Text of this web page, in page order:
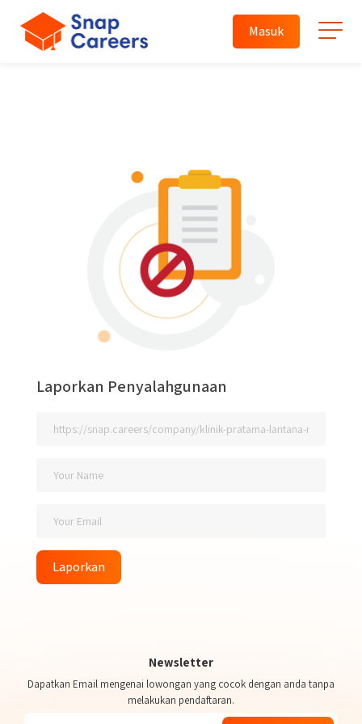
Masuk
Laporkan Penyalahgunaan
Laporkan
Newsletter
Dapatkan Email mengenai lowongan yang cocok dengan anda tanpa
melakukan pendaftaran.